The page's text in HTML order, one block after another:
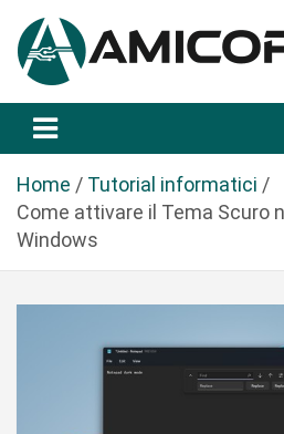
a
Amicopc.com
Home
Tutorial informatici
Come attivare il Tema Scuro
Windows